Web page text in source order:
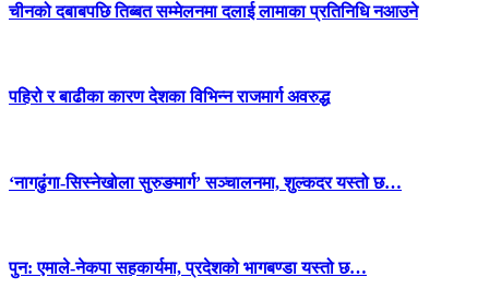
चीनको दबाबपछि तिब्बत सम्मेलनमा दलाई लामाका प्रतिनिधि नआउने
पहिरो र बाढीका कारण देशका विभिन्न राजमार्ग अवरुद्ध
‘नागढुंगा-सिस्नेखोला सुरुङमार्ग’ सञ्चालनमा, शुल्कदर यस्तो छ…
पुन: एमाले-नेकपा सहकार्यमा, प्रदेशको भागबण्डा यस्तो छ…